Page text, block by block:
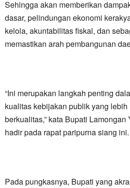
Sehingga akan memberikan
dasar, pelindungan ekonomi
kelola, akuntabilitas fiskal, dan
memastikan arah pembangunan
“Ini merupakan langkah penting
kualitas kebijakan publik yang lebih
berkualitas,” kata Bupati
hadir pada rapat paripurna siang ini.
Pada pungkasnya, Bupati yang